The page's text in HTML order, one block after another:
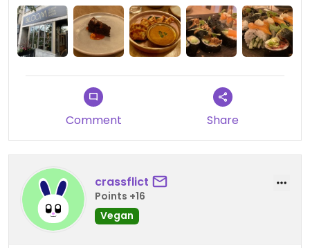
Comment Share
crassflict
Points +16
Vegan